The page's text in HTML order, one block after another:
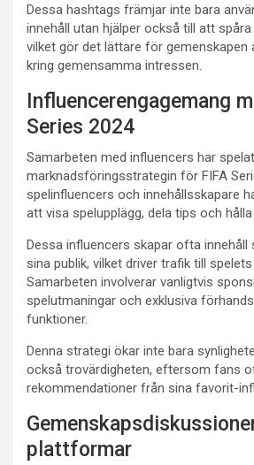
Dessa hashtags främjar inte bara
innehåll utan hjälper också till att
vilket gör det lättare för gemenskapen
kring gemensamma intressen.
Influencerengagemang
Series 2024
Samarbeten med influencers har
marknadsföringsstrategin för FIFA
spelinfluencers och innehållsskapare
att visa spelupplägg, dela tips och
Dessa influencers skapar ofta innehåll
sina publik, vilket driver trafik till
Samarbeten involverar vanligtvis
spelutmaningar och exklusiva
funktioner.
Denna strategi ökar inte bara
också trovärdigheten, eftersom fans
rekommendationer från sina favorit-
plattformar